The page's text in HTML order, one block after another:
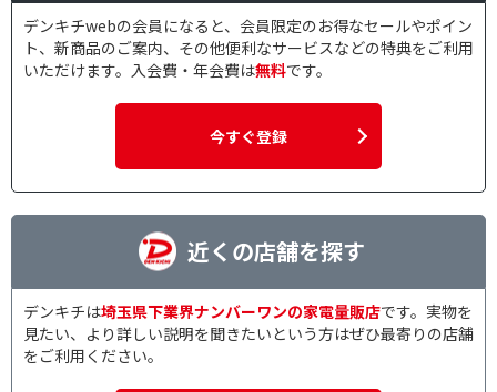
デンキチwebの会員になると、会員限定のお得なセールやポイン
ト、新商品のご案内、その他便利なサービスなどの特典をご利用
いただけます。入会費・年会費は無料です。
今すぐ登録
近くの店舗を探す
デンキチは埼玉県下業界ナンバーワンの家電量販店です。実物を
見たい、より詳しい説明を聞きたいという方はぜひ最寄りの店舗
をご利用ください。